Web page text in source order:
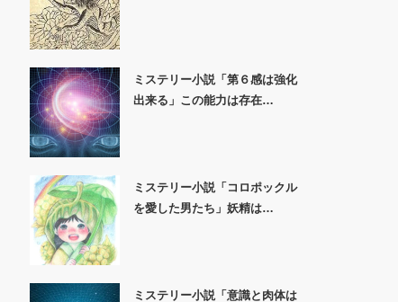
ミステリー小説「第６感は強化
出来る」この能力は存在…
ミステリー小説「コロポックル
を愛した男たち」妖精は…
ミステリー小説「意識と肉体は